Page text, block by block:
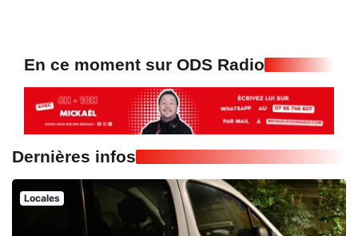
En ce moment sur ODS Radio
Dernières infos
Locales